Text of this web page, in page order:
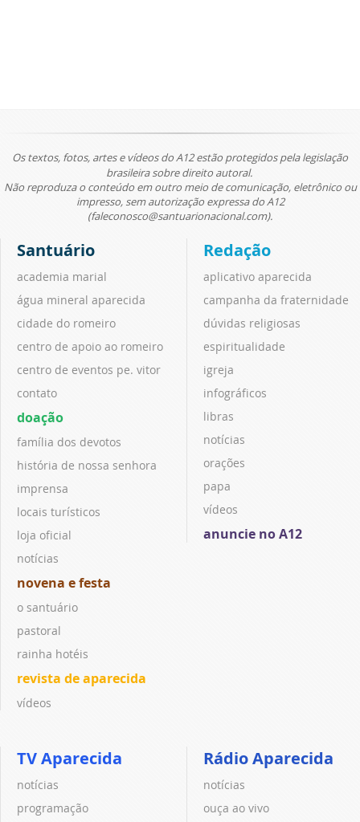
Os textos, fotos, artes e vídeos do A12 estão protegidos pela legislação
brasileira sobre direito autoral.
Não reproduza o conteúdo em outro meio de comunicação, eletrônico ou
impresso, sem autorização expressa do A12
(faleconosco@santuarionacional.com).
Santuário
academia marial
água mineral aparecida
cidade do romeiro
centro de apoio ao romeiro
centro de eventos pe. vitor
contato
doação
família dos devotos
história de nossa senhora
imprensa
locais turísticos
loja oficial
notícias
novena e festa
o santuário
pastoral
rainha hotéis
revista de aparecida
vídeos
Redação
aplicativo aparecida
campanha da fraternidade
dúvidas religiosas
espiritualidade
igreja
infográficos
libras
notícias
orações
papa
vídeos
anuncie no A12
TV Aparecida
notícias
programação
Rádio Aparecida
notícias
ouça ao vivo